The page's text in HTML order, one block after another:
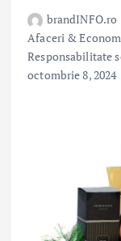
brandINFO.ro
Afaceri &
Responsabilitate
octombrie 8, 2024